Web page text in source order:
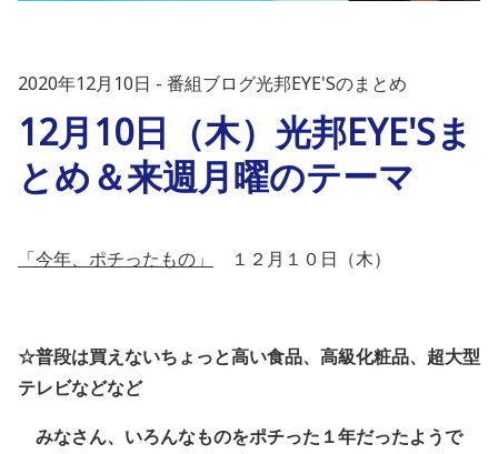
2020年12月10日 番組ブログ光邦EYE'Sのまとめ
12月10日（木）光邦EYE'Sま
とめ＆来週月曜のテーマ
「今年、ポチったもの」 １２月１０日（木）
☆普段は買えないちょっと高い食品、高級化粧品、超大型
テレビなどなど
みなさん、いろんなものをポチった１年だったようで